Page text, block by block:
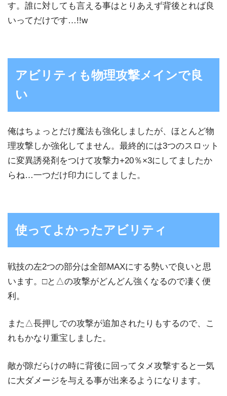
す。誰に対しても言える事はとりあえず背後とれば良
いってだけです…!!w
アビリティも物理攻撃メインで良
い
俺はちょっとだけ魔法も強化しましたが、ほとんど物
理攻撃しか強化してません。最終的には3つのスロット
に変異誘発剤をつけて攻撃力+20％×3にしてましたか
らね…一つだけ印力にしてました。
使ってよかったアビリティ
戦技の左2つの部分は全部MAXにする勢いで良いと思
います。□と△の攻撃がどんどん強くなるので凄く便
利。
また△長押しでの攻撃が追加されたりもするので、こ
れもかなり重宝しました。
敵が隙だらけの時に背後に回ってタメ攻撃すると一気
に大ダメージを与える事が出来るようになります。